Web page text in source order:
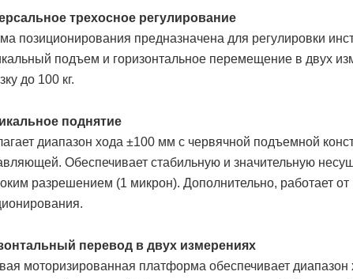
трехосное регулирование
позиционирования предназначена для регулировки
подъем и горизонтальное перемещение в двух
до 100 кг.
поднятие
диапазон хода ±100 мм с червячной подъемной
Обеспечивает стабильную и значительную
разрешением (1 микрон). Дополнительно, работает от
перевод в двух измерениях
моторизированная платформа обеспечивает